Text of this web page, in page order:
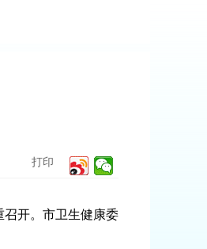
打印
开。市卫生健康委